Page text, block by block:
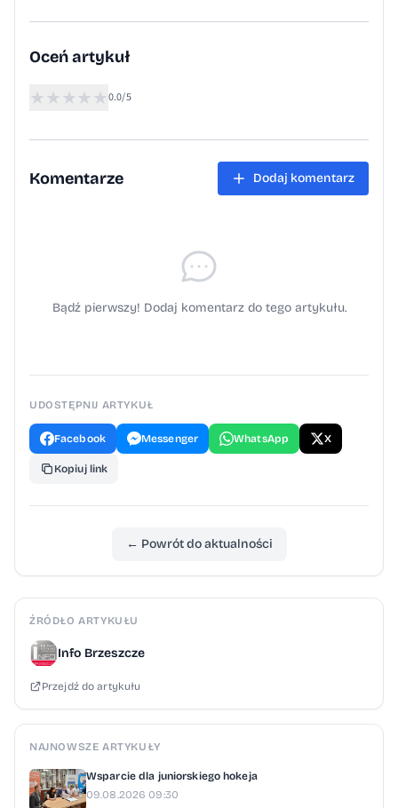
Oceń artykuł
★ ★ ★★ ★0.0/5
Komentarze Dodaj komentarz
Bądź pierwszy! Dodaj komentarz do tego artykułu.
UDOSTĘPNIJ ARTYKUŁ
Facebook Messenger WhatsApp X
Kopiuj link
← Powrót do aktualności
ŹRÓDŁO ARTYKUŁU
Info Brzeszcze
Przejdź do artykułu
NAJNOWSZE ARTYKUŁY
Wsparcie dla juniorskiego hokeja
09.08.2026 09:30